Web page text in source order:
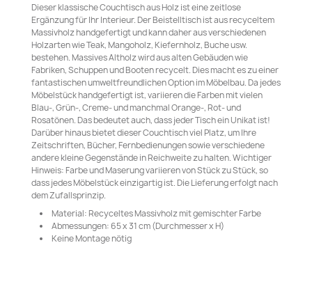
Dieser klassische Couchtisch aus Holz ist eine zeitlose
Ergänzung für Ihr Interieur. Der Beistelltisch ist aus recyceltem
Massivholz handgefertigt und kann daher aus verschiedenen
Holzarten wie Teak, Mangoholz, Kiefernholz, Buche usw.
bestehen. Massives Altholz wird aus alten Gebäuden wie
Fabriken, Schuppen und Booten recycelt. Dies macht es zu einer
fantastischen umweltfreundlichen Option im Möbelbau. Da jedes
Möbelstück handgefertigt ist, variieren die Farben mit vielen
Blau-, Grün-, Creme- und manchmal Orange-, Rot- und
Rosatönen. Das bedeutet auch, dass jeder Tisch ein Unikat ist!
Darüber hinaus bietet dieser Couchtisch viel Platz, um Ihre
Zeitschriften, Bücher, Fernbedienungen sowie verschiedene
andere kleine Gegenstände in Reichweite zu halten. Wichtiger
Hinweis: Farbe und Maserung variieren von Stück zu Stück, so
dass jedes Möbelstück einzigartig ist. Die Lieferung erfolgt nach
dem Zufallsprinzip.
Material: Recyceltes Massivholz mit gemischter Farbe
Abmessungen: 65 x 31 cm (Durchmesser x H)
Keine Montage nötig